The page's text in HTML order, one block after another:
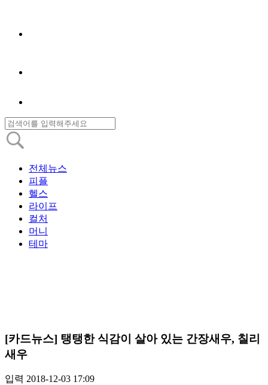
전체뉴스
피플
헬스
라이프
컬처
머니
테마
[카드뉴스] 탱탱한 식감이 살아 있는 간장새우, 칠리
새우
입력 2018-12-03 17:09